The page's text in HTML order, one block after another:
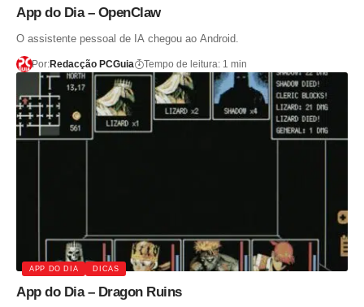
App do Dia – OpenClaw
O assistente pessoal de IA chegou ao Android.
Por:Redacção PCGuia Tempo de leitura: 1 min
APP DO DIA DICAS
App do Dia – Dragon Ruins